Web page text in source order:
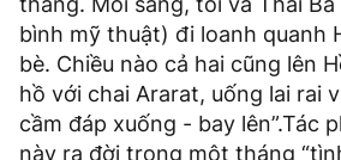
bình mỹ thuật) đi loanh quanh
bè. Chiều nào cả hai cũng lên
hồ với chai Ararat, uống lai rai
cầm đáp xuống - bay lên”.Tác
này ra đời trong một tháng